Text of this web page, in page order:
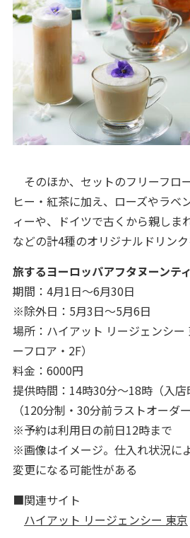
そのほか、セットのフリーフロ
ヒー・紅茶に加え、ローズやラベ
ィーや、ドイツで古くから親しま
などの計4種のオリジナルドリンク
旅するヨーロッパアフタヌーンテ
期間：4月1日～6月30日
※除外日：5月3日～5月6日
場所：ハイアット リージェンシ
ーフロア・2F）
料金：6000円
提供時間：14時30分～18時（入店
（120分制・30分前ラストオーダー
※予約は利用日の前日12時まで
※画像はイメージ。仕入れ状況に
変更になる可能性がある
■関連サイト
ハイアット リージェンシー 東京